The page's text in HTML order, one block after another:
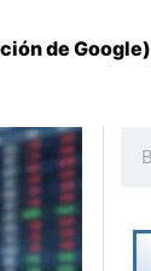
de Google)